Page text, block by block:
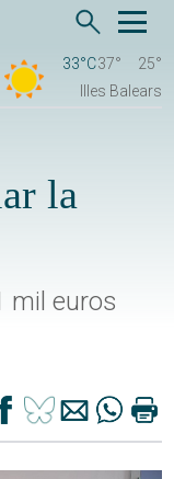
33°C37°
25°
Illes Balears
la
mil euros